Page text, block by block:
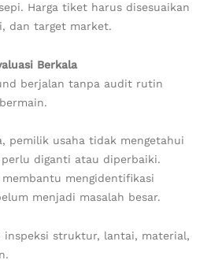
Harga tiket harus disesuaikan
dan target market.
Berkala
berjalan tanpa audit rutin
pemilik usaha tidak mengetahui
perlu diganti atau diperbaiki.
mengidentifikasi
menjadi masalah besar.
inspeksi struktur, lantai, material,